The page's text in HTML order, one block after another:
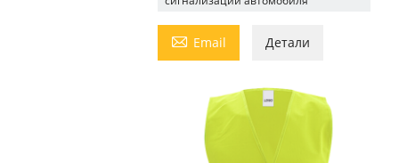
 Email Детали